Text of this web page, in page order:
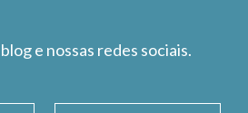
e nossas redes sociais.